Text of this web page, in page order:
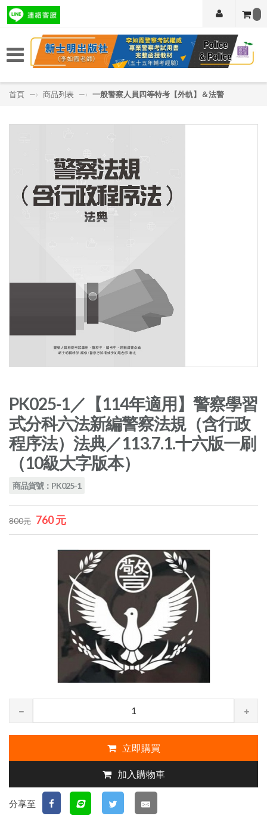
首頁 —› 商品列表 —› 一般警察人員四等特考【外軌】＆法警
PK025-1／【114年適用】警察學習
式分科六法新編警察法規（含行政
程序法）法典／113.7.1.十六版一刷
（10級大字版本）
商品貨號：PK025-1
800元 760 元
立即購買
加入購物車
分享至